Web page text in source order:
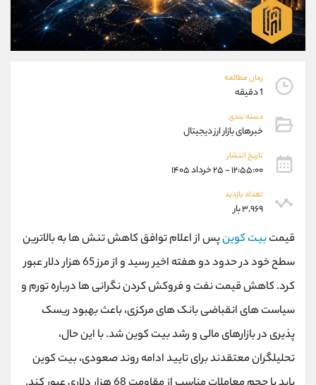
زمان مطالعه
1 دقیقه
دسته بندی
خبرهای بازار ارز دیجیتال
تاریخ انتشار
۱۲:۵۵:۰۰ - ۲۵ خرداد ۱۴۰۵
تعداد بازدید
۳,۹۶۹ بار
قیمتبیت کوینپس از اعلام توافق کاهش تنش ها به بالاترین
سطح خود در حدود دو هفته اخیر رسید و از مرز 65 هزار دلار عبور
کرد. کاهش قیمت نفت و فروکش کردن نگرانی ها درباره تورم و
سیاست های انقباضی بانک های مرکزی، باعث بهبود ریسک
پذیری در بازارهای مالی و رشد بیت کوین شد. با این حال،
تحلیلگران معتقدند برای تایید ادامه روند صعودی، بیت کوین
09101364784
واتساپ شروع گفتگو
تلگرام @Armteam_admin_104
پشتیبان فروش
موبایل
واتساپ
تلگرام
داخلی
اطلاعات تماس
021-22021030
بدون پیش شماره 90001030
اینستاگرام @alireza.mehrabii
کانال تلگرام @alirezamehrabi_com